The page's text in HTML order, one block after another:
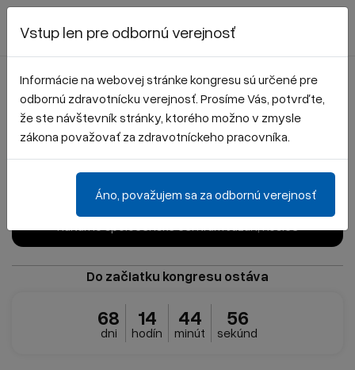
Registrácia
II. Košický pneumologický a
torakochirurgický deň
15. 10. 2026
Kultúrno spoločenské centrum Južan, Košice
Do začiatku kongresu ostáva
68
dni
14
hodín
44
minút
56
sekúnd
Vstup len pre odbornú verejnosť
Informácie na webovej stránke kongresu sú určené pre
odbornú zdravotnícku verejnosť. Prosíme Vás, potvrďte,
že ste návštevník stránky, ktorého možno v zmysle
zákona považovať za zdravotníckeho pracovníka.
Áno, považujem sa za odbornú verejnosť